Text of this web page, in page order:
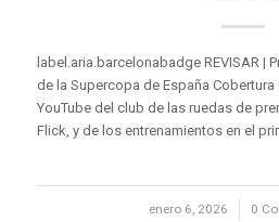
label.aria.barcelonabadge REVISAR |
de la Supercopa de España
YouTube del club de las ruedas de
Flick, y de los entrenamientos en el
enero 6, 2026
/ 0